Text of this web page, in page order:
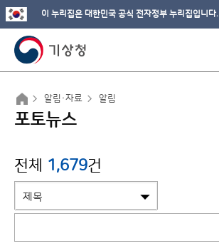
이 누리집은 대한민국 공식 전자정부 누리집입니다.
알림·자료 알림
포토뉴스
전체 1,679건